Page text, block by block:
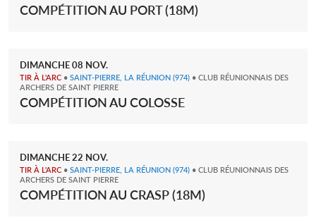
COMPÉTITION AU PORT (18M)
DIMANCHE08 NOV.
TIR À L'ARC • SAINT-PIERRE, LA RÉUNION (974) • CLUB RÉUNIONNAIS DES
ARCHERS DE SAINT PIERRE
COMPÉTITION AU COLOSSE
DIMANCHE22 NOV.
TIR À L'ARC • SAINT-PIERRE, LA RÉUNION (974) • CLUB RÉUNIONNAIS DES
ARCHERS DE SAINT PIERRE
COMPÉTITION AU CRASP (18M)